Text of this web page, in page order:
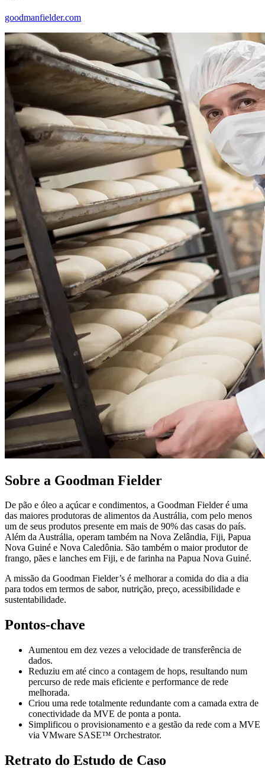
goodmanfielder.com
Sobre a Goodman Fielder
De pão e óleo a açúcar e condimentos, a Goodman Fielder é uma
das maiores produtoras de alimentos da Austrália, com pelo menos
um de seus produtos presente em mais de 90% das casas do país.
Além da Austrália, operam também na Nova Zelândia, Fiji, Papua
Nova Guiné e Nova Caledônia. São também o maior produtor de
frango, pães e lanches em Fiji, e de farinha na Papua Nova Guiné.
A missão da Goodman Fielder’s é melhorar a comida do dia a dia
para todos em termos de sabor, nutrição, preço, acessibilidade e
sustentabilidade.
Pontos-chave
Aumentou em dez vezes a velocidade de transferência de
dados.
Reduziu em até cinco a contagem de hops, resultando num
percurso de rede mais eficiente e performance de rede
melhorada.
Criou uma rede totalmente redundante com a camada extra de
conectividade da MVE de ponta a ponta.
Simplificou o provisionamento e a gestão da rede com a MVE
via VMware SASE™ Orchestrator.
Retrato do Estudo de Caso